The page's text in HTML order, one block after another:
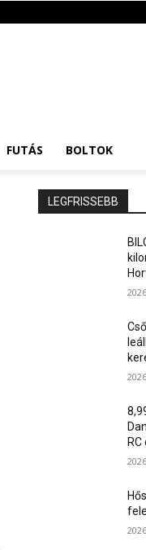
FUTÁS BOLTOK
LEGFRISSEBB